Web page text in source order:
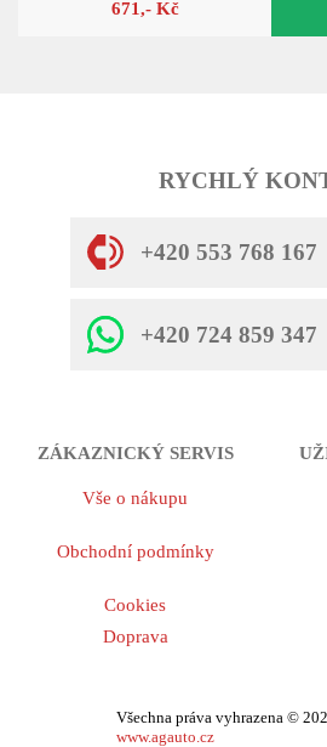
671,- Kč
RYCHLÝ
+420 553 768 167
+420 724 859 347
ZÁKAZNICKÝ SERVIS
Vše o nákupu
Obchodní podmínky
Cookies
Doprava
Všechna práva vyhrazena ©
www.agauto.cz